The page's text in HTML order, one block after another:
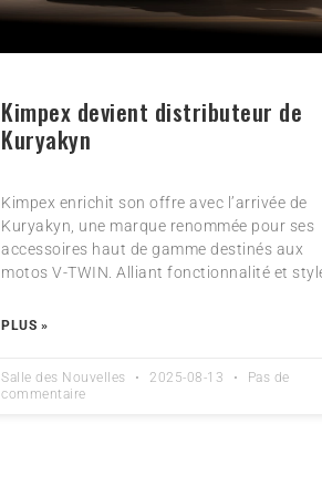
Kimpex devient distributeur de
Kuryakyn
Kimpex enrichit son offre avec l’arrivée de
Kuryakyn, une marque renommée pour ses
accessoires haut de gamme destinés aux
motos V-TWIN. Alliant fonctionnalité et
PLUS »
Salle des Nouvelles 2025-08-13
Pas de
commentaire